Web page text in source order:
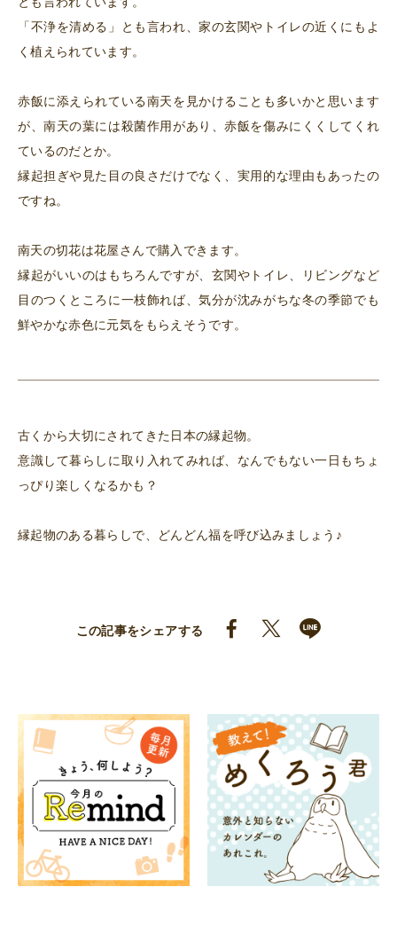
「不浄を清める」とも言われ、家の玄関やトイレの近くにもよ
く植えられています。
赤飯に添えられている南天を見かけることも多いかと思います
が、南天の葉には殺菌作用があり、赤飯を傷みにくくしてくれ
ているのだとか。
縁起担ぎや見た目の良さだけでなく、実用的な理由もあったの
ですね。
南天の切花は花屋さんで購入できます。
縁起がいいのはもちろんですが、玄関やトイレ、リビングなど
目のつくところに一枝飾れば、気分が沈みがちな冬の季節でも
鮮やかな赤色に元気をもらえそうです。
古くから大切にされてきた日本の縁起物。
意識して暮らしに取り入れてみれば、なんでもない一日もちょ
っぴり楽しくなるかも？
縁起物のある暮らしで、どんどん福を呼び込みましょう♪
この記事をシェアする